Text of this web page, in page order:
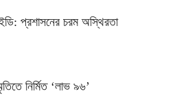
প্রশাসনের চরম অস্থিরতা
নির্মিত ‘লাভ ৯৬’